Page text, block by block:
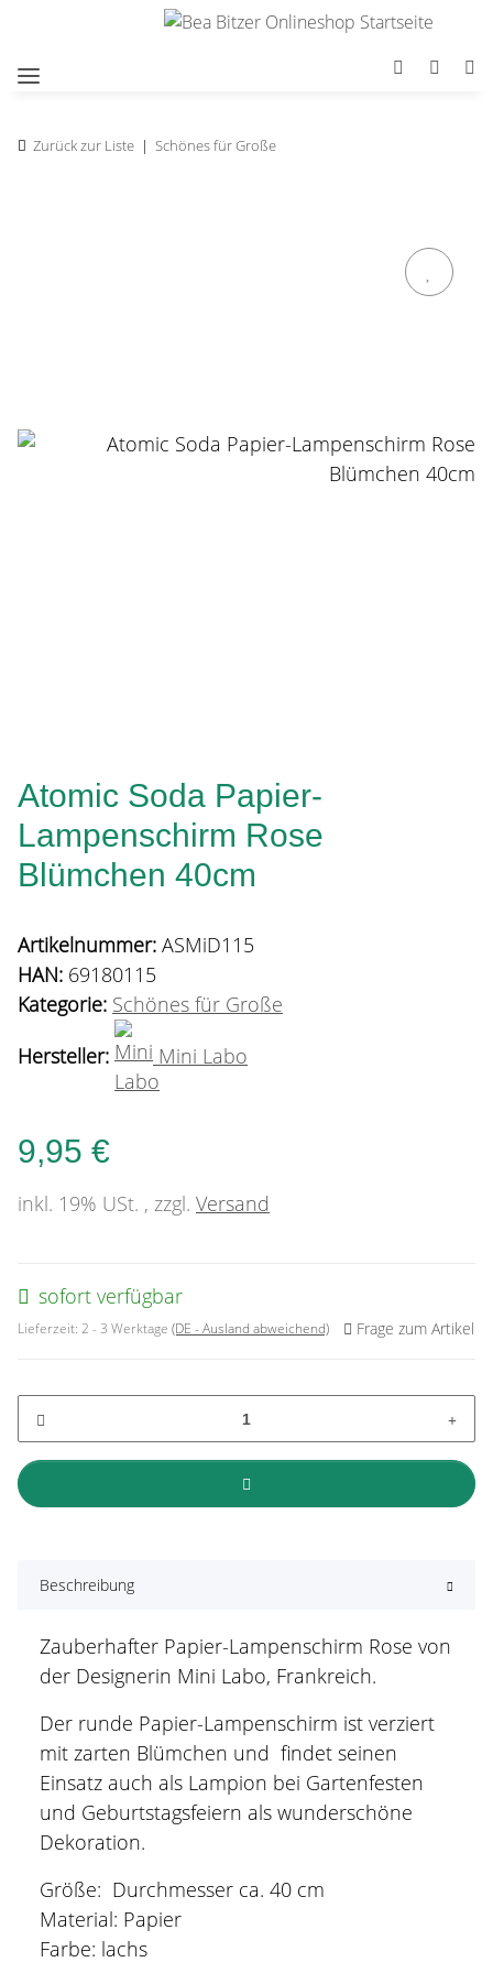
Zurück zur Liste Schönes für Große
Atomic Soda Papier-
Lampenschirm Rose
Blümchen 40cm
Artikelnummer: ASMiD115
HAN: 69180115
Kategorie: Schönes für Große
Hersteller:
Mini Labo
9,95 €
inkl. 19% USt. , zzgl. Versand
sofort verfügbar
Lieferzeit: 2 - 3 Werktage (DE - Ausland abweichend) Frage zum Artikel
Beschreibung
Zauberhafter Papier-Lampenschirm Rose von
der Designerin Mini Labo, Frankreich.
Der runde Papier-Lampenschirm ist verziert
mit zarten Blümchen und findet seinen
Einsatz auch als Lampion bei Gartenfesten
und Geburtstagsfeiern als wunderschöne
Dekoration.
Größe: Durchmesser ca. 40 cm
Material: Papier
Farbe: lachs